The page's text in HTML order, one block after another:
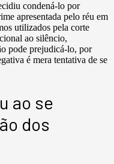
condená-lo por
apresentada pelo réu em
utilizados pela corte
ao silêncio,
pode prejudicá-lo, por
é mera tentativa de se
ao se
dos